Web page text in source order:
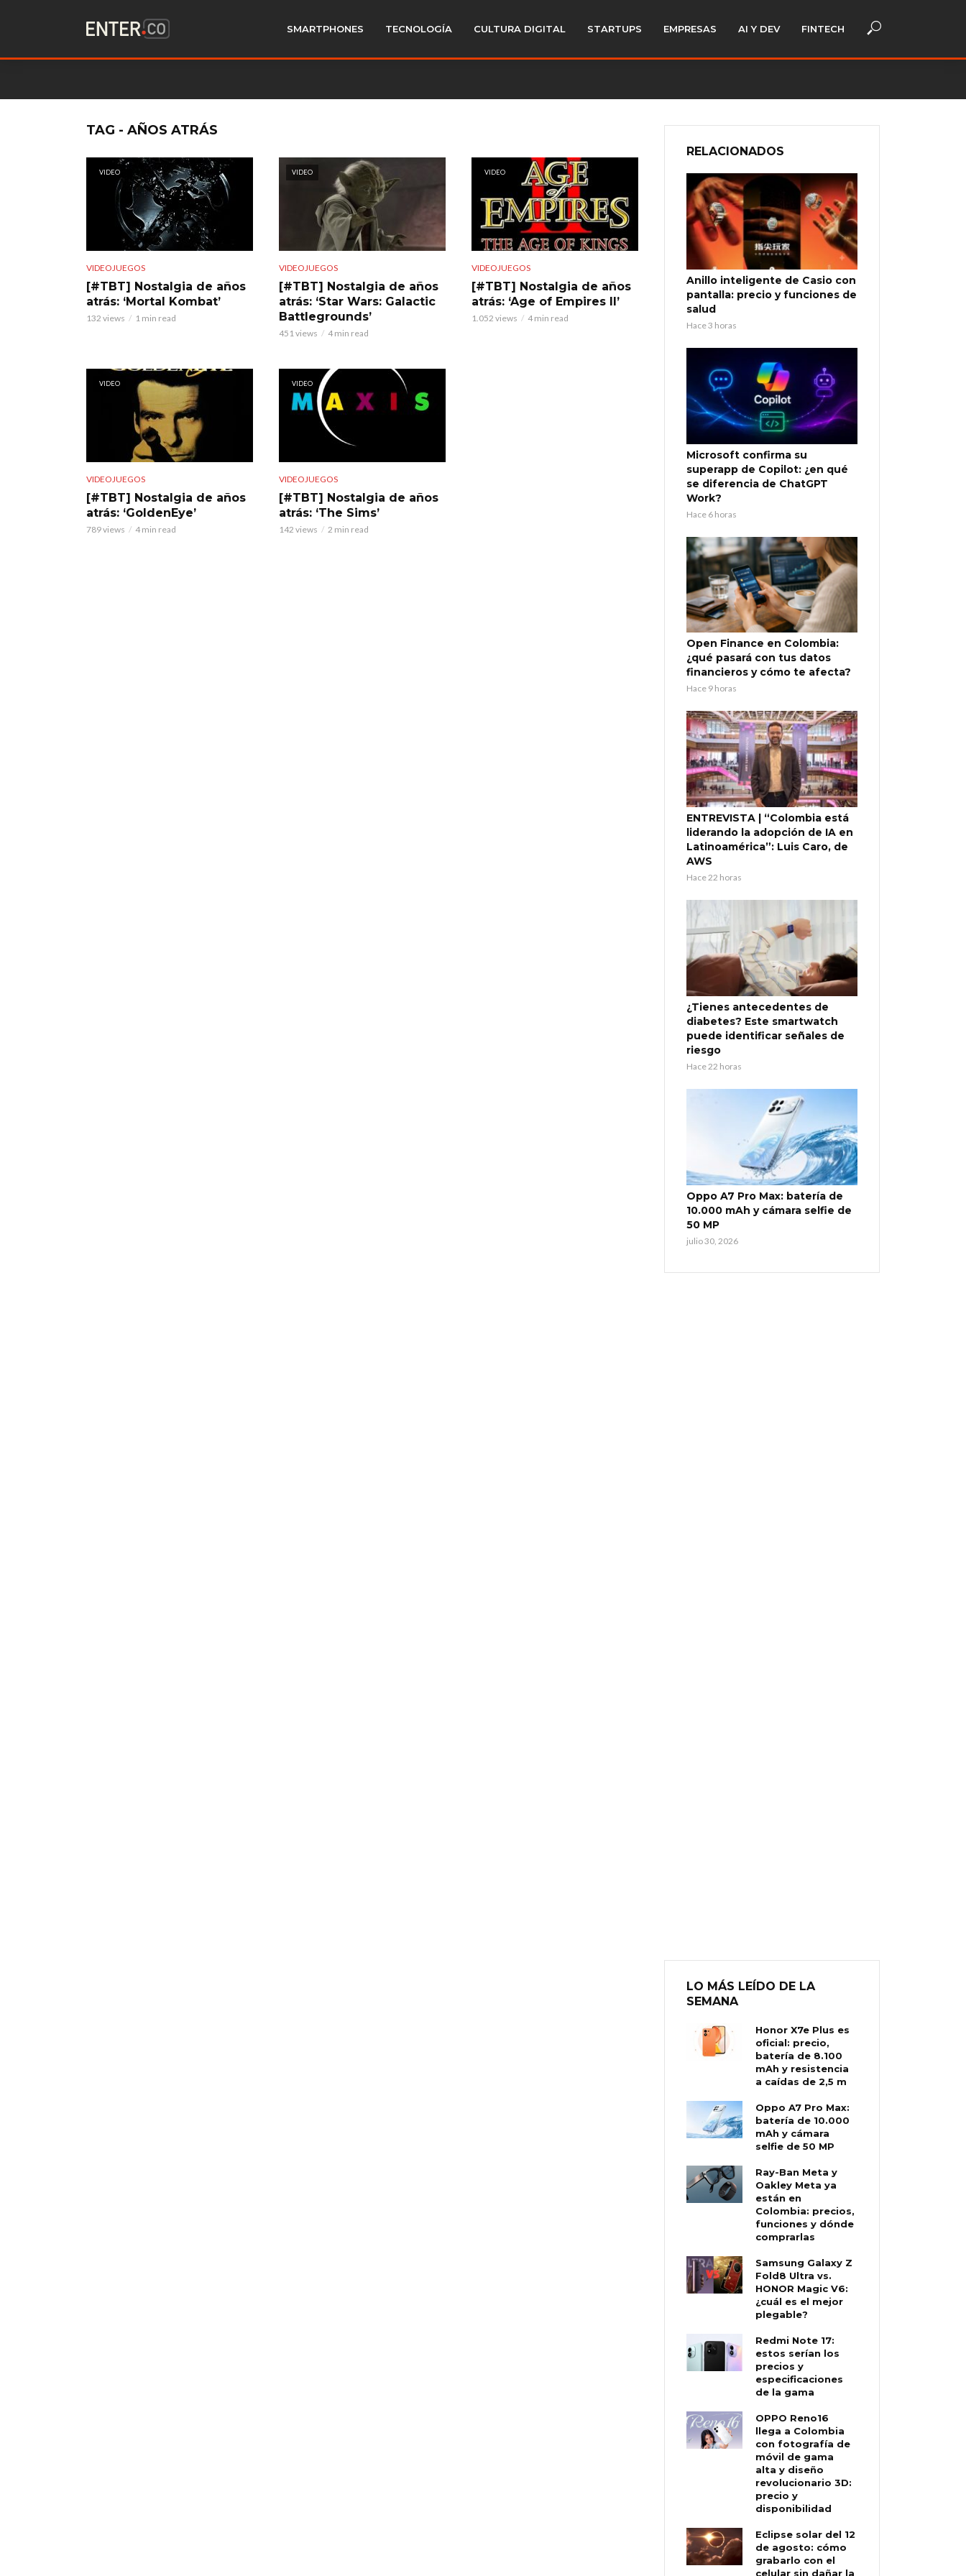
SMARTPHONES TECNOLOGÍA CULTURA DIGITAL STARTUPS EMPRESAS AI Y DEV FINTECH
TAG - AÑOS ATRÁS
VIDEO
VIDEOJUEGOS
[#TBT] Nostalgia de años
atrás: ‘Mortal Kombat’
132 views 1 min read
VIDEO
VIDEOJUEGOS
[#TBT] Nostalgia de años
atrás: ‘Star Wars: Galactic
Battlegrounds’
451 views 4 min read
VIDEO
VIDEOJUEGOS
[#TBT] Nostalgia de años
atrás: ‘Age of Empires II’
1.052 views 4 min read
VIDEO
VIDEOJUEGOS
[#TBT] Nostalgia de años
atrás: ‘GoldenEye’
789 views 4 min read
VIDEO
VIDEOJUEGOS
[#TBT] Nostalgia de años
atrás: ‘The Sims’
142 views 2 min read
RELACIONADOS
Anillo inteligente de Casio con
pantalla: precio y funciones de
salud
Hace 3 horas
Microsoft confirma su
superapp de Copilot: ¿en qué
se diferencia de ChatGPT
Work?
Hace 6 horas
Open Finance en Colombia:
¿qué pasará con tus datos
financieros y cómo te afecta?
Hace 9 horas
ENTREVISTA | “Colombia está
liderando la adopción de IA en
Latinoamérica”: Luis Caro, de
AWS
Hace 22 horas
¿Tienes antecedentes de
diabetes? Este smartwatch
puede identificar señales de
riesgo
Hace 22 horas
Oppo A7 Pro Max: batería de
10.000 mAh y cámara selfie de
50 MP
julio 30, 2026
LO MÁS LEÍDO DE LA
SEMANA
Honor X7e Plus es
oficial: precio,
batería de 8.100
mAh y resistencia
a caídas de 2,5 m
Oppo A7 Pro Max:
batería de 10.000
mAh y cámara
selfie de 50 MP
Ray-Ban Meta y
Oakley Meta ya
están en
Colombia: precios,
funciones y dónde
comprarlas
Samsung Galaxy Z
Fold8 Ultra vs.
HONOR Magic V6:
¿cuál es el mejor
plegable?
Redmi Note 17:
estos serían los
precios y
especificaciones
de la gama
OPPO Reno16
llega a Colombia
con fotografía de
móvil de gama
alta y diseño
revolucionario 3D:
precio y
disponibilidad
Eclipse solar del 12
de agosto: cómo
grabarlo con el
celular sin dañar la